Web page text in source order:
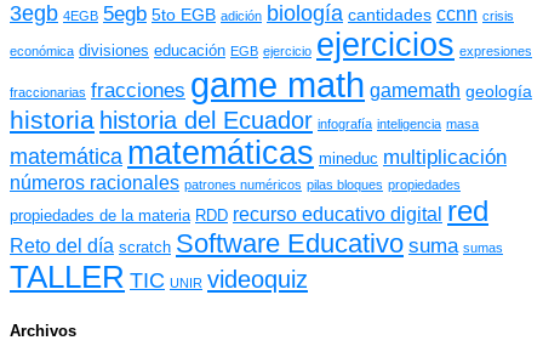
3egb 4EGB 5egb 5to EGB adición biología cantidades ccnn crisis
económica divisiones educación EGB ejercicio ejercicios expresiones
fraccionarias fracciones game math gamemath geología
historia historia del Ecuador infografía inteligencia masa
matemática matemáticas mineduc multiplicación
números racionales patrones numéricos pilas bloques propiedades
propiedades de la materia RDD recurso educativo digital red
Reto del día scratch Software Educativo suma sumas
TALLER TIC UNIR videoquiz
Archivos